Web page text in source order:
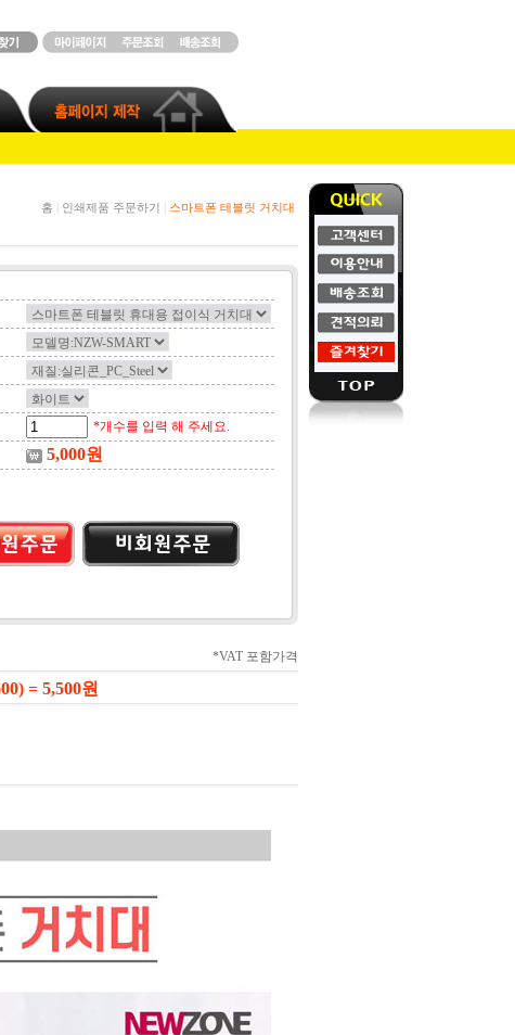
홈 인쇄제품 주문하기 스마트폰 테블릿 거치대
*개수를 입력 해 주세요.
5,000원
*VAT 포함가격
= 5,500원